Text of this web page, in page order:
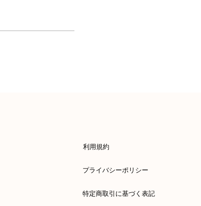
利用規約
プライバシーポリシー
特定商取引に基づく表記